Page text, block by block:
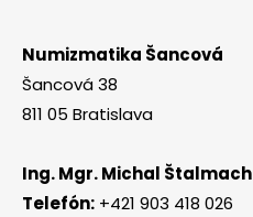
Numizmatika Šancová
Šancová 38
811 05 Bratislava
Ing. Mgr. Michal Štalmach
Telefón: +421 903 418 026